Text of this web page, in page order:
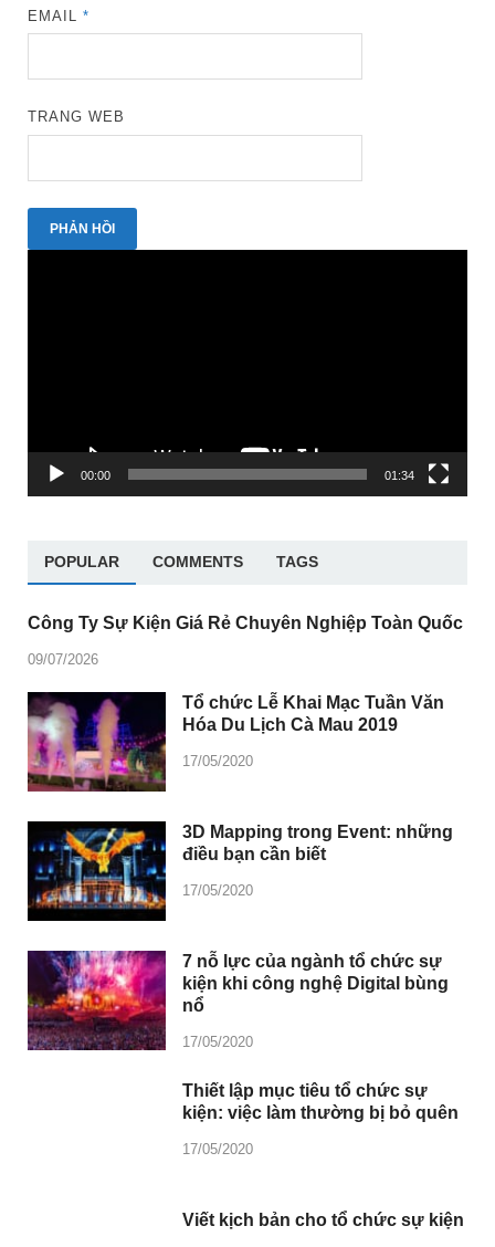
EMAIL*
TRANG WEB
00:00 01:34
POPULAR COMMENTS TAGS
Công Ty Sự Kiện Giá Rẻ Chuyên Nghiệp Toàn Quốc
09/07/2026
Tổ chức Lễ Khai Mạc Tuần Văn
Hóa Du Lịch Cà Mau 2019
17/05/2020
3D Mapping trong Event: những
điều bạn cần biết
17/05/2020
7 nỗ lực của ngành tổ chức sự
kiện khi công nghệ Digital bùng
nổ
17/05/2020
Thiết lập mục tiêu tổ chức sự
kiện: việc làm thường bị bỏ quên
17/05/2020
Viết kịch bản cho tổ chức sự kiện